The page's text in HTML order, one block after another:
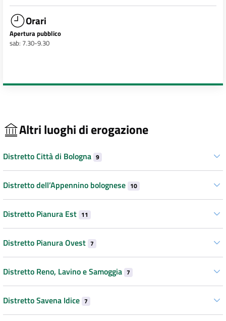
Orari
Apertura pubblico
sab: 7.30-9.30
Altri luoghi di erogazione
Distretto Città di Bologna 9
Distretto dell’Appennino bolognese 10
Distretto Pianura Est 11
Distretto Pianura Ovest 7
Distretto Reno, Lavino e Samoggia 7
Distretto Savena Idice 7